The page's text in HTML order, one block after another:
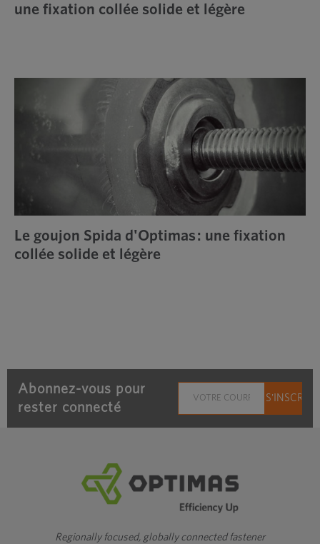
une fixation collée solide et légère
Le goujon Spida d'Optimas : une fixation
collée solide et légère
Abonnez-vous pour
rester connecté
Regionally focused, globally connected fastener